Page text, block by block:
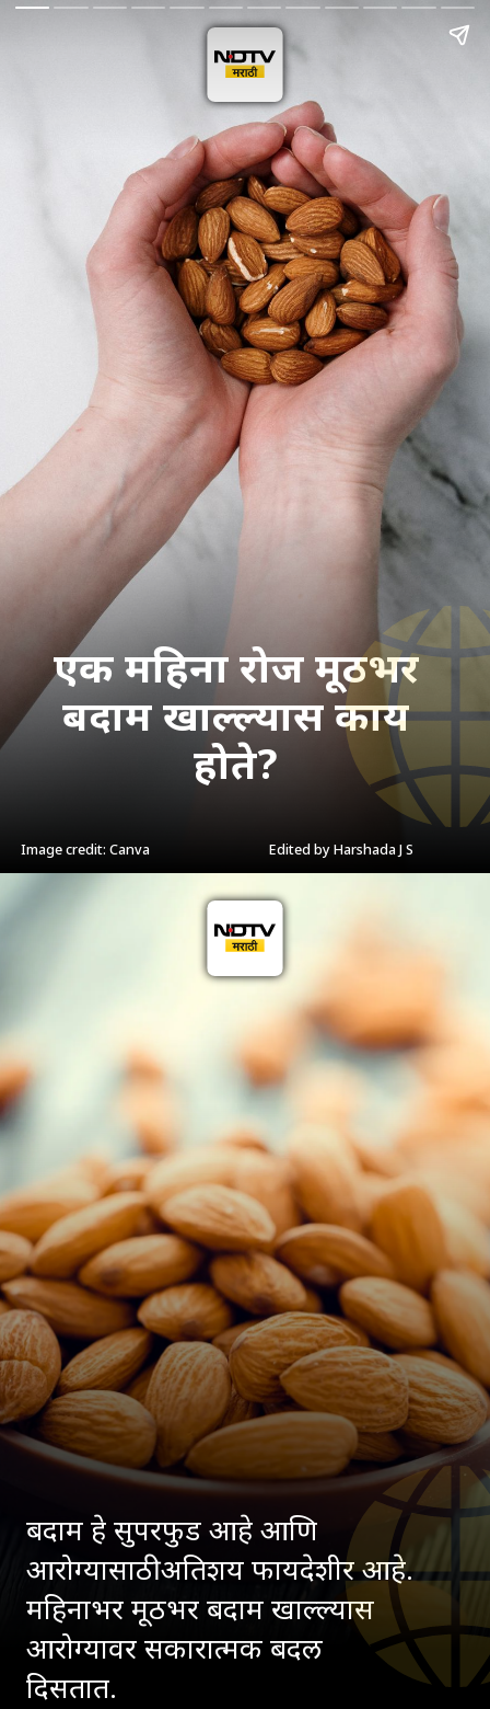
एक महिना रोज मूठभर
बदाम खाल्ल्यास काय
होते?
Edited by Harshada J S
Image credit: Canva
बदाम हे सुपरफुड आहे आणि
आरोग्यासाठी अतिशय फायदेशीर आहे.
महिनाभर मूठभर बदाम खाल्ल्यास
आरोग्यावर सकारात्मक बदल
दिसतात.